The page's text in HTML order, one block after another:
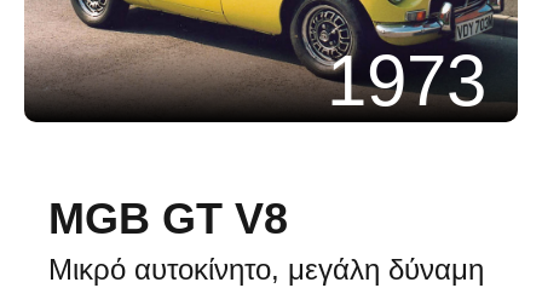
1973
MGB GT V8
Μικρό αυτοκίνητο, μεγάλη δύναμη